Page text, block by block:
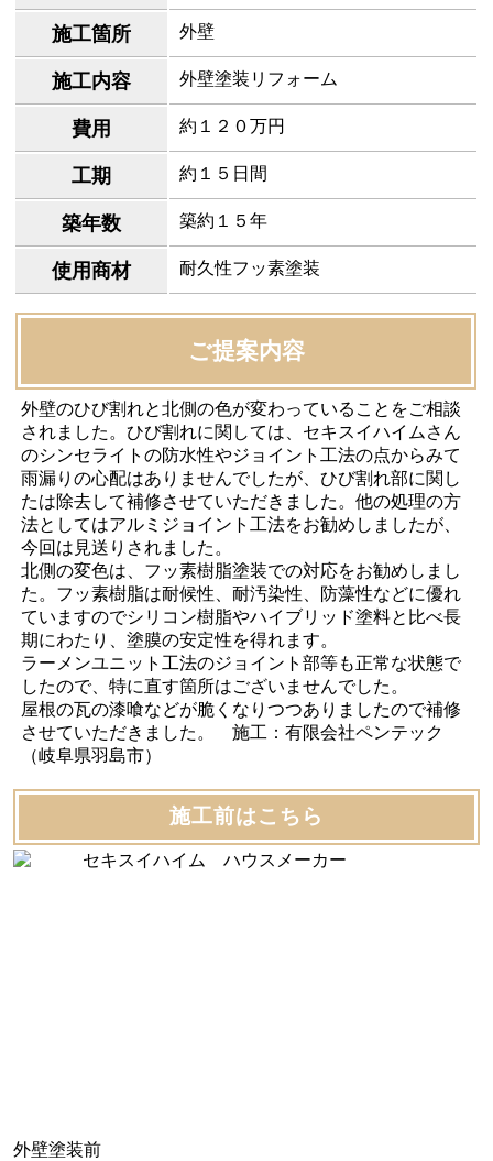
施工箇所 外壁
施工内容 外壁塗装リフォーム
費用 約１２０万円
工期 約１５日間
築年数 築約１５年
使用商材 耐久性フッ素塗装
ご提案内容
外壁のひび割れと北側の色が変わっていることをご相談
されました。ひび割れに関しては、セキスイハイムさん
のシンセライトの防水性やジョイント工法の点からみて
雨漏りの心配はありませんでしたが、ひび割れ部に関し
たは除去して補修させていただきました。他の処理の方
法としてはアルミジョイント工法をお勧めしましたが、
今回は見送りされました。
北側の変色は、フッ素樹脂塗装での対応をお勧めしまし
た。フッ素樹脂は耐候性、耐汚染性、防藻性などに優れ
ていますのでシリコン樹脂やハイブリッド塗料と比べ長
期にわたり、塗膜の安定性を得れます。
ラーメンユニット工法のジョイント部等も正常な状態で
したので、特に直す箇所はございませんでした。
屋根の瓦の漆喰などが脆くなりつつありましたので補修
させていただきました。 施工：有限会社ペンテック
（岐阜県羽島市）
施工前はこちら
外壁塗装前